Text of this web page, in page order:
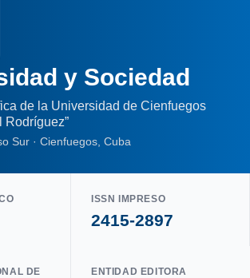
y Sociedad
de la Universidad de Cienfuegos
Rodríguez”
Sur · Cienfuegos, Cuba
ISSN IMPRESO
2415-2897
DE
ENTIDAD EDITORA